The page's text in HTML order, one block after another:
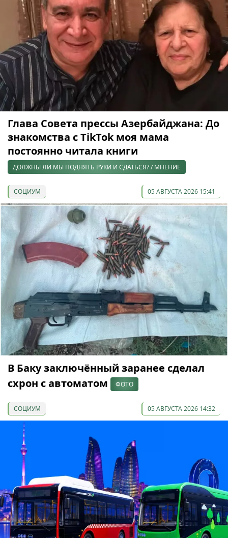
Глава Совета прессы Азербайджана: До
знакомства с TikTok моя мама
постоянно читала книги
ДОЛЖНЫ ЛИ МЫ ПОДНЯТЬ РУКИ И СДАТЬСЯ? / МНЕНИЕ
СОЦИУМ 05 АВГУСТА 2026 15:41
В Баку заключённый заранее сделал
схрон с автоматом
ФОТО
СОЦИУМ 05 АВГУСТА 2026 14:32